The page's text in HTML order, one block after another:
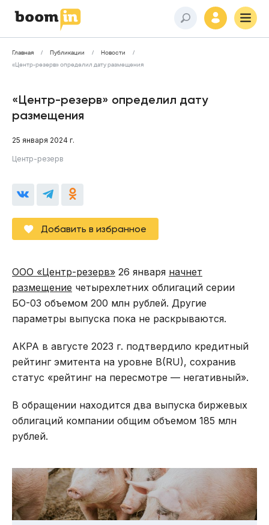
Главная Публикации
Новости
«Центр-резерв» определил дату размещения
«Центр-резерв» определил дату
размещения
25 января 2024 г.
Центр-резерв
Добавить в избранное
ООО «Центр-резерв» 26 января начнет
размещение четырехлетних облигаций серии
БО-03 объемом 200 млн рублей. Другие
параметры выпуска пока не раскрываются.
АКРА в августе 2023 г. подтвердило кредитный
рейтинг эмитента на уровне B(RU), сохранив
статус «рейтинг на пересмотре — негативный».
В обращении находится два выпуска биржевых
облигаций компании общим объемом 185 млн
рублей.